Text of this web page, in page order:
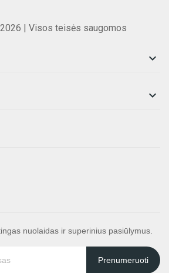
| Visos teisės saugomos


nuolaidas ir superinius pasiūlymus.
Prenumeruoti